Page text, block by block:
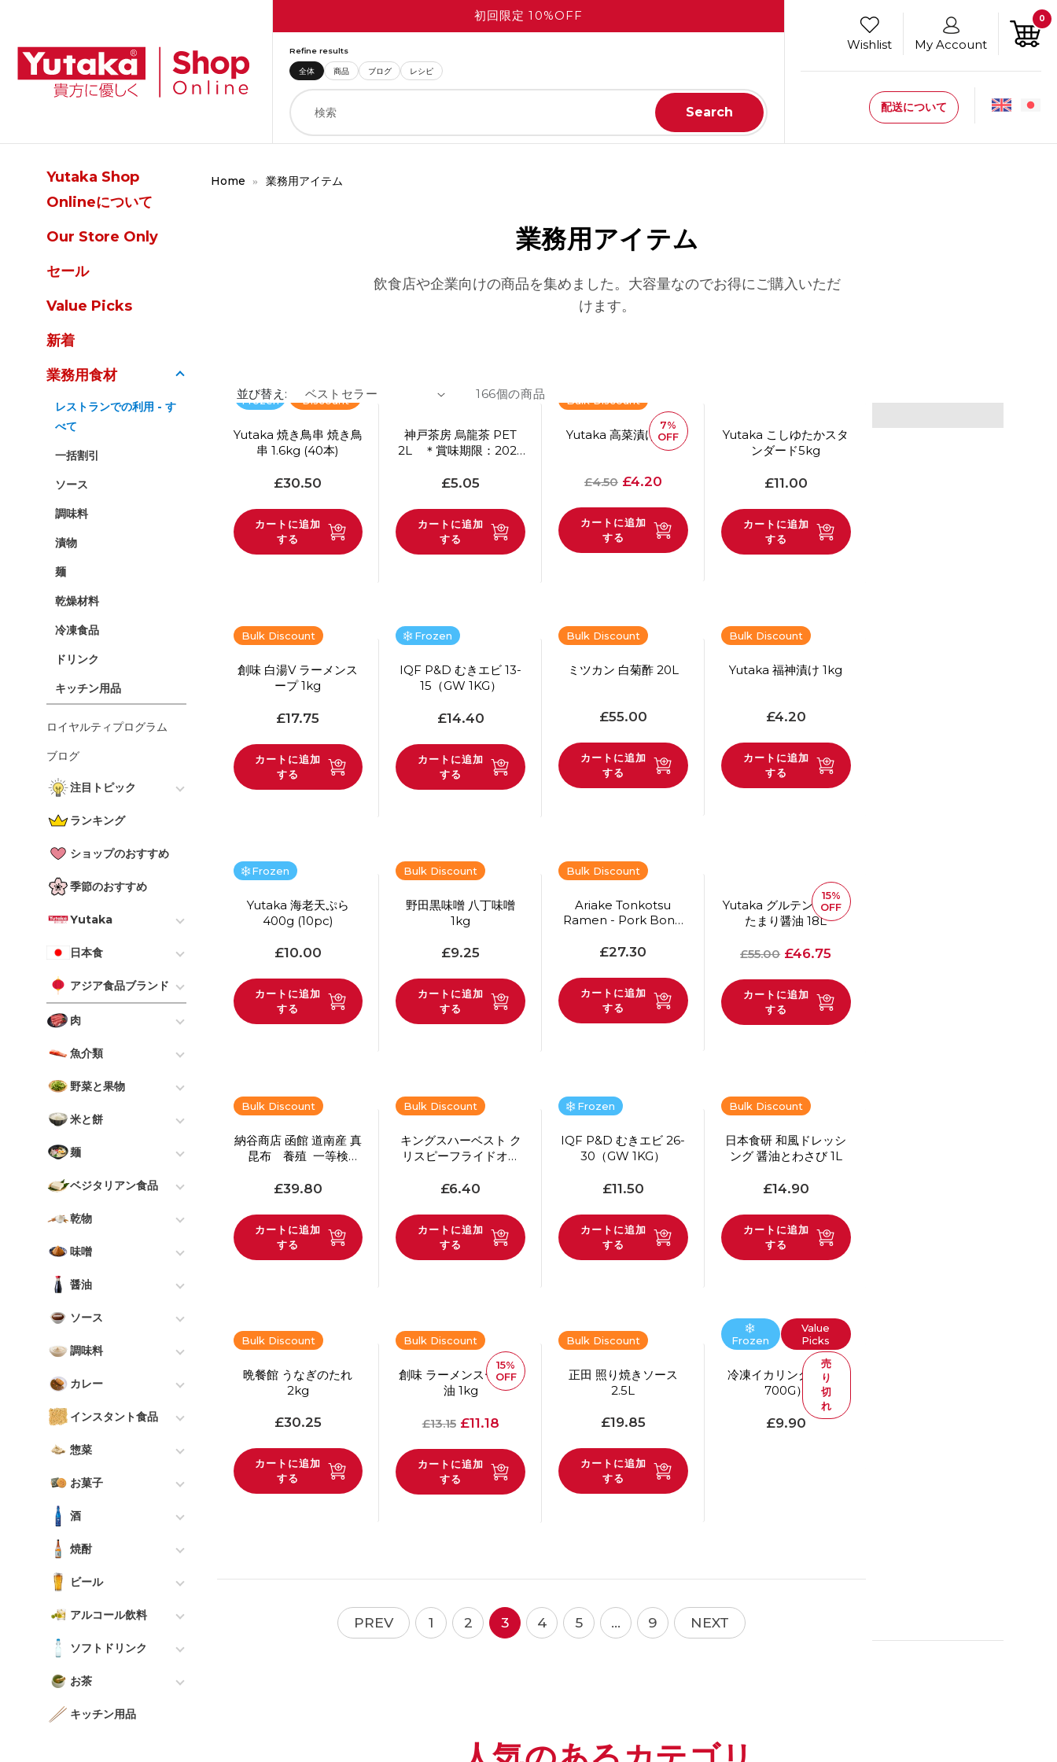
初回限定 10%OFF
Refine results
全体 商品 ブログ レシピ
Search
Wishlist My Account
0
配送について
Home 業務用アイテム
業務用アイテム
飲食店や企業向けの商品を集めました。 大容量なのでお得にご購入いただ
けます。
並び替え: 166個の商品
Frozen
Bulk
Discount
Yutaka 焼き鳥串 焼き鳥
串 1.6kg (40本)
通常価格
£30.50
カートに追加
する
神戸茶房 烏龍茶 PET
2L ＊賞味期限：2026
通常価格
£5.05
カートに追加
する
Bulk Discount
Yutaka 高菜漬け 1kg
通常価格
£4.50 提示価格
£4.20
7%
OFF
カートに追加
する
Yutaka こしゆたかスタ
ンダード5kg
通常価格
£11.00
カートに追加
する
Bulk Discount
創味 白湯V ラーメンス
ープ 1kg
通常価格
£17.75
カートに追加
する
Frozen
IQF P&D むきエビ 13-
15（GW 1KG）
通常価格
£14.40
カートに追加
する
Bulk Discount
ミツカン 白菊酢 20L
通常価格
£55.00
カートに追加
する
Bulk Discount
Yutaka 福神漬け 1kg
通常価格
£4.20
カートに追加
する
Frozen
Yutaka 海老天ぷら
400g (10pc)
通常価格
£10.00
カートに追加
する
Bulk Discount
野田黒味噌 八丁味噌
1kg
通常価格
£9.25
カートに追加
する
Bulk Discount
Ariake Tonkotsu
Ramen - Pork Bone
通常価格
£27.30
カートに追加
する
Yutaka グルテンフリー
たまり醤油 18L
通常価格
£55.00 提示価格
£46.75
15%
OFF
カートに追加
する
Bulk Discount
納谷商店 函館 道南産 真
昆布 養殖 一等検
通常価格
£39.80
カートに追加
する
Bulk Discount
キングスハーベスト ク
リスピーフライドオニ
通常価格
£6.40
カートに追加
する
Frozen
IQF P&D むきエビ 26-
30（GW 1KG）
通常価格
£11.50
カートに追加
する
Bulk Discount
日本食研 和風ドレッシ
ング 醤油とわさび 1L
通常価格
£14.90
カートに追加
する
Bulk Discount
晩餐館 うなぎのたれ
2kg
通常価格
£30.25
カートに追加
する
Bulk Discount
創味 ラーメンスープ 醤
油 1kg
通常価格
£13.15 提示価格
£11.18
15%
OFF
カートに追加
する
Bulk Discount
正田 照り焼きソース
2.5L
通常価格
£19.85
カートに追加
する
Frozen
Value
Picks
冷凍イカリング（GW
700G）
通常価格
£9.90
売
り
切
れ
PREV 1 2 3 4 5 … 9 NEXT
Yutaka Shop
Onlineについて
Our Store Only
セール
Value Picks
新着
業務用食材
レストランでの利用 - す
べて
一括割引
ソース
調味料
漬物
麺
乾燥材料
冷凍食品
ドリンク
キッチン用品
ロイヤルティプログラム
ブログ
注目トピック
シェフミールキット
おつまみ
ランキング
ショップのおすすめ
季節のおすすめ
Yutaka
味噌
米
麺
調味料
冷凍食品
オーガニック
日本食
日本食 - すべて
寿司
うどん
カレー
鍋＆おでん
お弁当
和食の朝食
アジア食品ブランド
アジア食品ブランド - す
べて
中国ブランド
Lee Kum Kee
香港ブランド
韓国ブランド
肉
鶏
その他
魚介類
貝
魚卵
海藻
その他
野菜と果物
野菜と果物 - すべて
漬物
米と餅
米と餅 - すべて
in London
米
餅
インスタントライス
麺
焼きそば
その他
ベジタリアン食品
べて
豆腐
納豆
こんにゃく・白滝
漬物
その他
乾物
ふりかけ
ごま
その他
味噌
味噌 - すべて
麦味噌
豆味噌
合わせ味噌
アジアン味噌
インスタント味噌汁
その他
醤油
たまり醤油
刺身醤油
オーガニック醤油
減塩醤油
その他
ソース
照り焼きソース
うなぎのタレ
すき焼きソース
しゃぶしゃぶのたれ
焼肉のタレ
アジア料理のソース
調味料
調味料 - すべて
みりん
わさびとからし
マヨネーズ
ドレッシング
かつお節
出汁
カレー
カレー - すべて
インスタント食品
て
味噌汁
ラーメン
その他
惣菜
天ぷらとエビフライ
唐揚げ
焼き鳥
中華まん
その他
お菓子
スナック菓子・キャンデ
ィー - すべて
スナック
抹茶
チョコレートスナック
せんべい
酒
日本酒 - すべて
受賞歴のある日本酒
テイスティングセット
スパークリング
焼酎
焼酎 - すべて
ソジュ
その他
ビール
ル
ビター＆ホッピー
アルコール飲料
アルコール飲料 - すべて
ソフトドリンク
お茶
紅茶 - すべて
キッチン用品